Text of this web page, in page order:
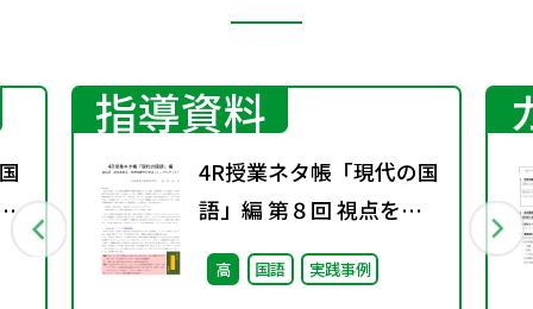
指導資料
4R授業ネタ帳「現代の国
語」編 第８回 視点を変
え、発想を豊かにするト
レーニング（１）
高 国語 実践事例